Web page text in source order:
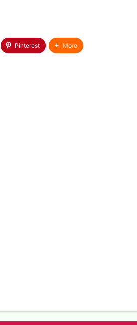
Pinterest More